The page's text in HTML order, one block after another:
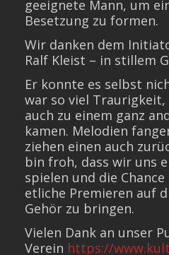
geeignete Mann, um
Besetzung zu formen.
Wir danken dem
Ralf Kleist – in stillem
Er konnte es selbst
war so viel
auch zu einem ganz
kamen. Melodien
ziehen einen auch
bin froh, dass wir uns
spielen und die
etliche Premieren auf
Gehör zu bringen.
Vielen Dank an unser
Verein https://